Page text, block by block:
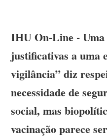
IHU On-Line -
justificativas a uma
vigilância” diz
necessidade de
social, mas
vacinação parece